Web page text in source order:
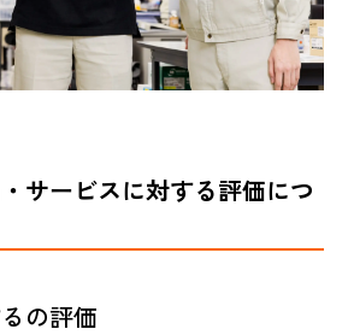
サービスに対する評価につ
の評価